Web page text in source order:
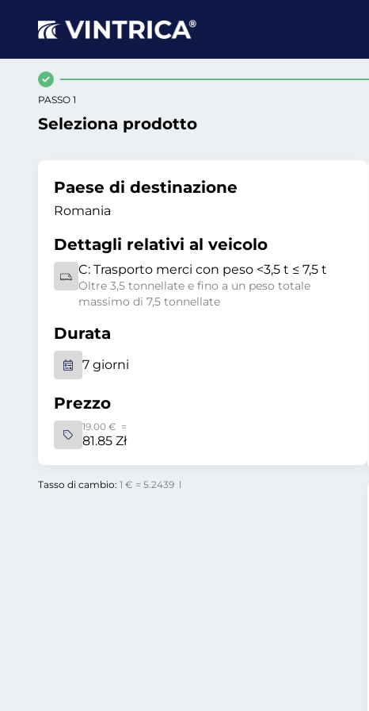
PASSO 1
Seleziona prodotto
Paese di destinazione
Romania
Dettagli relativi al veicolo
C: Trasporto merci con peso <3,5 t ≤ 7,5 t
Oltre 3,5 tonnellate e fino a un peso totale
massimo di 7,5 tonnellate
Durata
7 giorni
Prezzo
19.00 € =
81.85 Zł
Tasso di cambio: 1 € = 5.2439 l